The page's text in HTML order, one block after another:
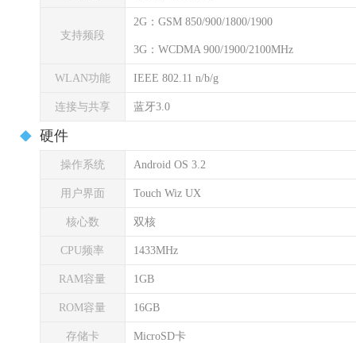
支持频段
2G：GSM 850/900/1800/1900
3G：WCDMA 900/1900/2100MHz
WLAN功能 IEEE 802.11 n/b/g
连接与共享 蓝牙3.0
硬件
操作系统 Android OS 3.2
用户界面 Touch Wiz UX
核心数 双核
CPU频率 1433MHz
RAM容量 1GB
ROM容量 16GB
存储卡 MicroSD卡